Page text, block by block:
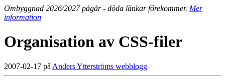
Ombyggnad 2026/2027 pågår - döda länkar förekommer. Mer
information
Organisation av CSS-filer
2007-02-17 på Anders Ytterströms webblogg